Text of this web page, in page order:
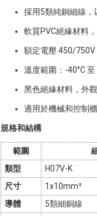
採用5類純銅細線，
軟質PVC絕緣材料
額定電壓 450/
溫度範圍：-40°C 至
黑色絕緣材料，外觀
適用於機械和控制
規格和結構
範圍
類型
H07V-K
尺寸
1x10mm²
導體
5類細銅線